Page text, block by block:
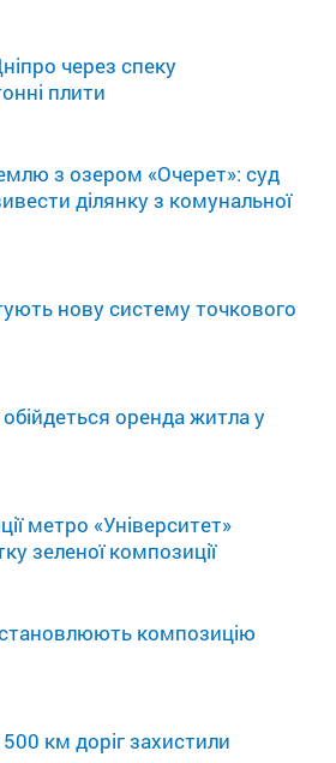
через спеку
плити
з озером «Очерет»: суд
ділянку з комунальної
нову систему точкового
оренда житла у
метро «Університет»
зеленої композиції
композицію
км доріг захистили